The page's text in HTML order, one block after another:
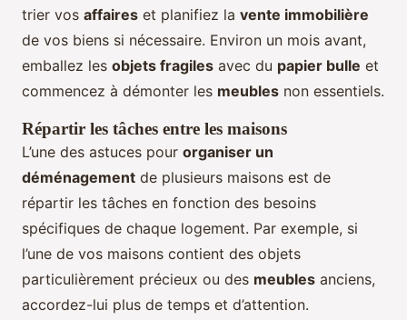
trier vos affaires et planifiez la vente immobilière
de vos biens si nécessaire. Environ un mois avant,
emballez les objets fragiles avec du papier bulle et
commencez à démonter les meubles non essentiels.
Répartir les tâches entre les maisons
L’une des astuces pour organiser un
déménagement de plusieurs maisons est de
répartir les tâches en fonction des besoins
spécifiques de chaque logement. Par exemple, si
l’une de vos maisons contient des objets
particulièrement précieux ou des meubles anciens,
accordez-lui plus de temps et d’attention.